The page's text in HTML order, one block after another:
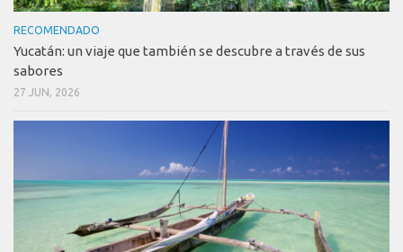
RECOMENDADO
Yucatán: un viaje que también se descubre a través de sus
sabores
27 JUN, 2026